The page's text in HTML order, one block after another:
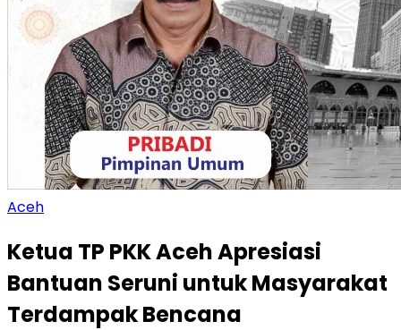
Aceh
Ketua TP PKK Aceh Apresiasi
Bantuan Seruni untuk Masyarakat
Terdampak Bencana